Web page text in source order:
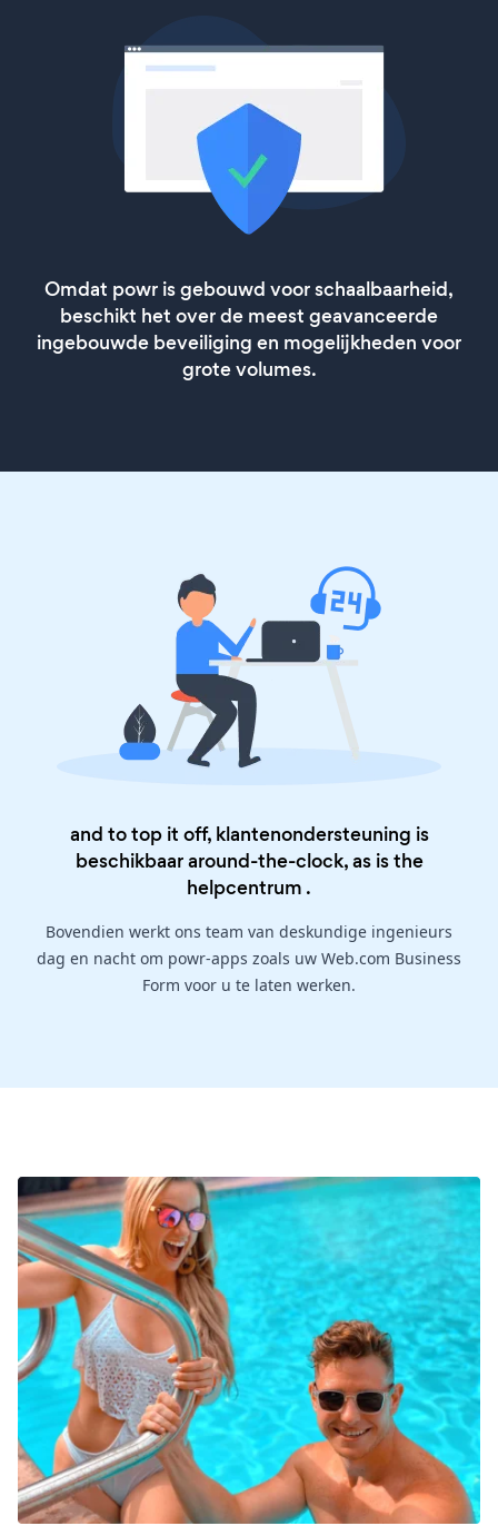
Omdat powr is gebouwd voor schaalbaarheid,
beschikt het over de meest geavanceerde
ingebouwde beveiliging en mogelijkheden voor
grote volumes.
and to top it off, klantenondersteuning is
beschikbaar around-the-clock, as is the
helpcentrum .
Bovendien werkt ons team van deskundige ingenieurs
dag en nacht om powr-apps zoals uw Web.com Business
Form voor u te laten werken.